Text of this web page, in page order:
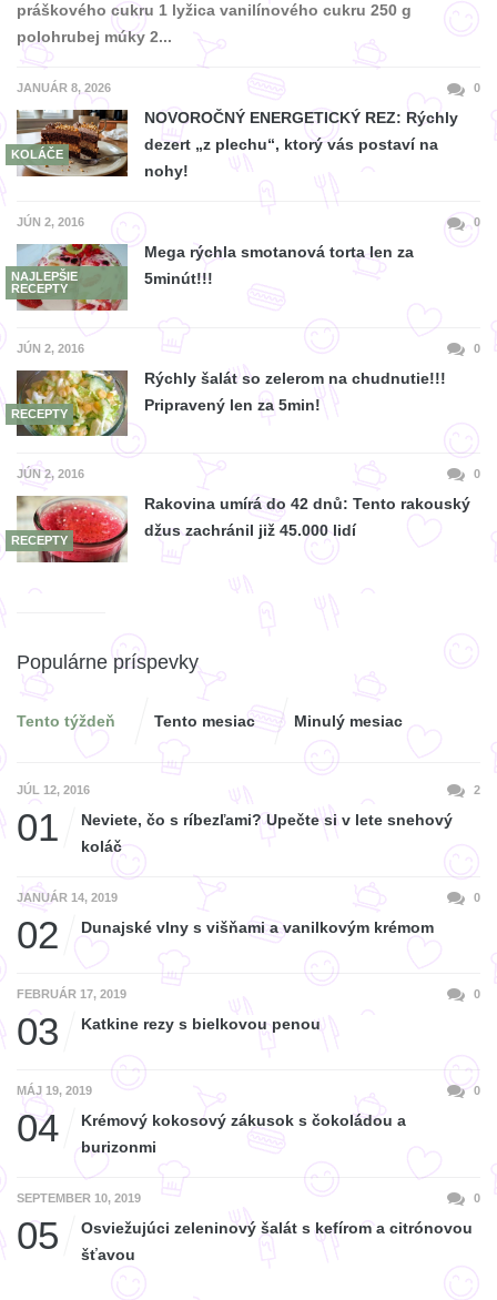
práškového cukru 1 lyžica vanilínového cukru 250 g
polohrubej múky 2...
JANUÁR 8, 2026 0
KOLÁČE
NOVOROČNÝ ENERGETICKÝ REZ: Rýchly
dezert „z plechu“, ktorý vás postaví na
nohy!
JÚN 2, 2016 0
NAJLEPŠIE
RECEPTY
Mega rýchla smotanová torta len za
5minút!!!
JÚN 2, 2016 0
RECEPTY
Rýchly šalát so zelerom na chudnutie!!!
Pripravený len za 5min!
JÚN 2, 2016 0
RECEPTY
Rakovina umírá do 42 dnů: Tento rakouský
džus zachránil již 45.000 lidí
Populárne príspevky
Tento týždeň Tento mesiac Minulý mesiac
JÚL 12, 2016 2
01
Neviete, čo s ríbezľami? Upečte si v lete snehový
koláč
JANUÁR 14, 2019 0
02 Dunajské vlny s višňami a vanilkovým krémom
FEBRUÁR 17, 2019 0
03 Katkine rezy s bielkovou penou
MÁJ 19, 2019 0
04
Krémový kokosový zákusok s čokoládou a
burizonmi
SEPTEMBER 10, 2019 0
05
Osviežujúci zeleninový šalát s kefírom a citrónovou
šťavou